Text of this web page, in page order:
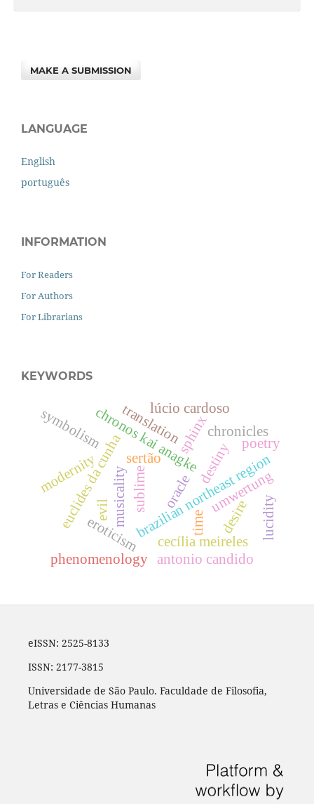
MAKE A SUBMISSION
LANGUAGE
English
português
INFORMATION
For Readers
For Authors
For Librarians
KEYWORDS
chronos kai anagkedestiny
sphinx
oracle
time
sertão
euclides da cunhabrazilian northeast region
cecília meireles
musicality
translationlúcio cardoso
eroticism
chronicles
symbolism
modernity sublime
poetry
phenomenology
umwertung
antonio candido
lucidity
evil desire
eISSN: 2525-8133
ISSN: 2177-3815
Universidade de São Paulo. Faculdade de Filosofia,
Letras e Ciências Humanas